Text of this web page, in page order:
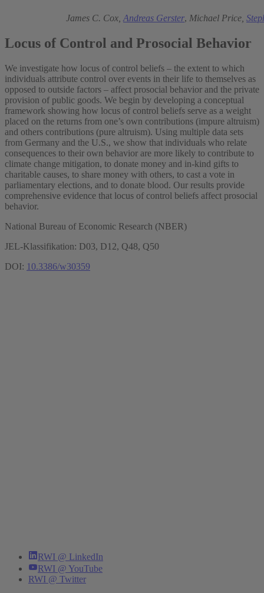
James C. Cox, Andreas Gerster, Michael Price,
Locus of Control and Prosocial Behavior
We investigate how locus of control beliefs – the extent to which
individuals attribute control over events in their life to themselves as
opposed to outside factors – affect prosocial behavior and the private
provision of public goods. We begin by developing a conceptual
framework showing how locus of control beliefs serve as a weight
placed on the returns from one’s own contributions (impure altruism)
and others contributions (pure altruism). Using multiple data sets
from Germany and the U.S., we show that individuals who relate
consequences to their own behavior are more likely to contribute to
climate change mitigation, to donate money and in-kind gifts to
charitable causes, to share money with others, to cast a vote in
parliamentary elections, and to donate blood. Our results provide
comprehensive evidence that locus of control beliefs affect prosocial
behavior.
National Bureau of Economic Research (NBER)
JEL-Klassifikation: D03, D12, Q48, Q50
DOI: 10.3386/w30359
RWI @ LinkedIn
RWI @ YouTube
RWI @ Twitter